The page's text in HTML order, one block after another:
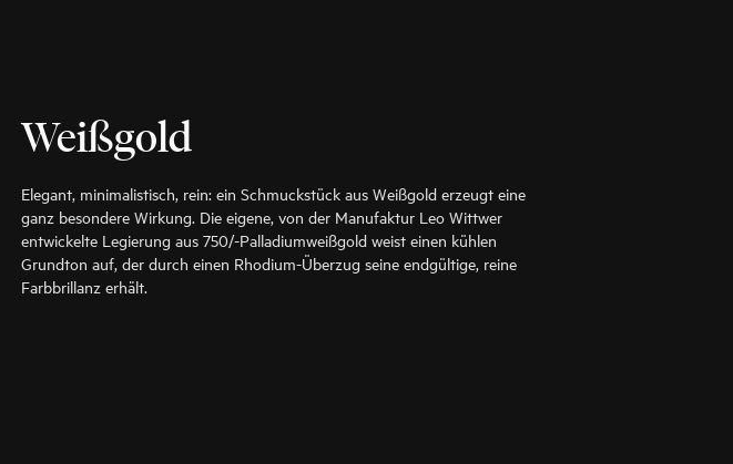
Weißgold
Elegant, minimalistisch, rein: ein Schmuckstück aus Weißgold erzeugt eine
ganz besondere Wirkung. Die eigene, von der Manufaktur Leo Wittwer
entwickelte Legierung aus 750/-Palladiumweißgold weist einen kühlen
Grundton auf, der durch einen Rhodium-Überzug seine endgültige, reine
Farbbrillanz erhält.